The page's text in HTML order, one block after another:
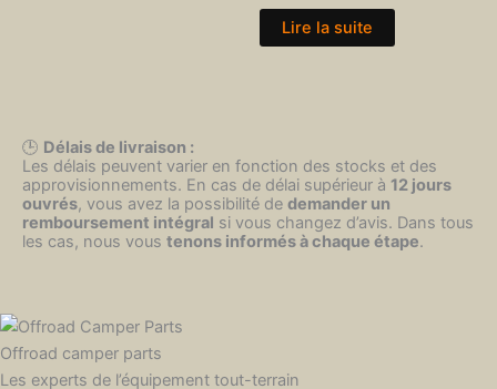
Lire la suite
🕒 Délais de livraison :
Les délais peuvent varier en fonction des stocks et des
approvisionnements. En cas de délai supérieur à 12 jours
ouvrés, vous avez la possibilité de demander un
remboursement intégral si vous changez d’avis. Dans tous
les cas, nous vous tenons informés à chaque étape.
Offroad camper parts
Les experts de l’équipement tout-terrain